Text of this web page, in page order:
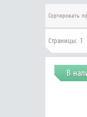
Сортировать
Страницы: 1
В